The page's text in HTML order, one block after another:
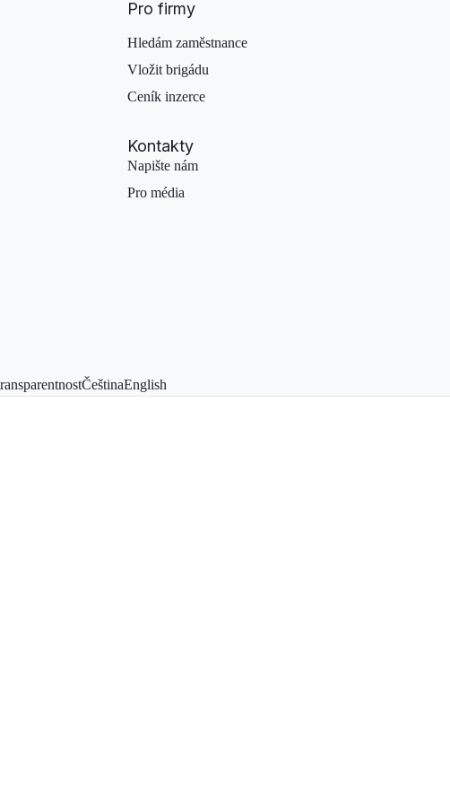
Pro firmy
Hledám zaměstnance
Vložit brigádu
Ceník inzerce
Kontakty
Napište nám
Pro média
ČeštinaEnglish